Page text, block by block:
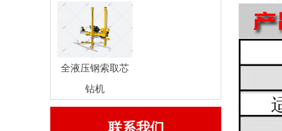
全液压钢索取芯
钻机
联系我们